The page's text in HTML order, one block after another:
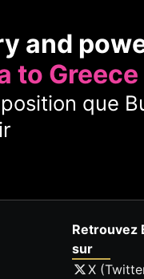
and
to Greece
que
Retrouvez
sur
X